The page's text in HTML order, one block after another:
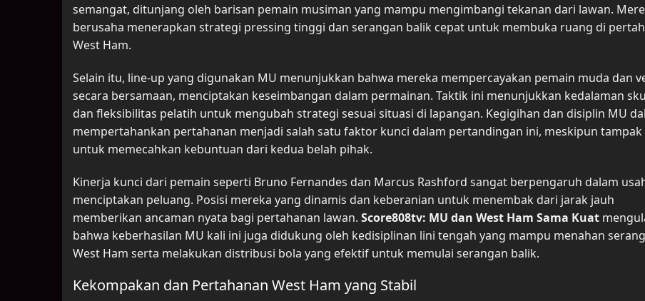
semangat, ditunjang oleh barisan pemain musiman yang mampu mengimbangi tekanan dari lawan.
berusaha menerapkan strategi pressing tinggi dan serangan balik cepat untuk membuka ruang di
West Ham.
Selain itu, line-up yang digunakan MU menunjukkan bahwa mereka mempercayakan pemain muda dan
secara bersamaan, menciptakan keseimbangan dalam permainan. Taktik ini menunjukkan kedalaman
dan fleksibilitas pelatih untuk mengubah strategi sesuai situasi di lapangan. Kegigihan dan disiplin MU
mempertahankan pertahanan menjadi salah satu faktor kunci dalam pertandingan ini, meskipun
untuk memecahkan kebuntuan dari kedua belah pihak.
Kinerja kunci dari pemain seperti Bruno Fernandes dan Marcus Rashford sangat berpengaruh dalam
menciptakan peluang. Posisi mereka yang dinamis dan keberanian untuk menembak dari jarak jauh
memberikan ancaman nyata bagi pertahanan lawan. Score808tv: MU dan West Ham Sama Kuat
bahwa keberhasilan MU kali ini juga didukung oleh kedisiplinan lini tengah yang mampu menahan
West Ham serta melakukan distribusi bola yang efektif untuk memulai serangan balik.
Kekompakan dan Pertahanan West Ham yang Stabil